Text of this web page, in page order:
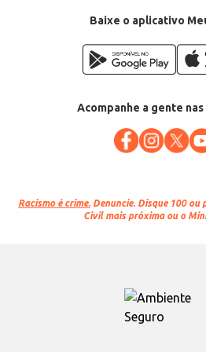
Baixe o aplicativo
Acompanhe a gente
Racismo é crime. Denuncie. Disque 100 ou
Civil mais próxima ou o